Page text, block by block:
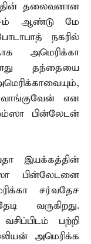
தலைவனான
ம் ஆண்டு மே
நகரில்
அமெரிக்கா
தந்தையை
வாங்குவேன் என
பின்லேடன்
இயக்கத்தின்
பின்லேடனை
சர்வதேச
வருகிறது.
பற்றி
அமெரிக்க